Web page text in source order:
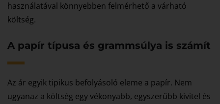
használatával könnyebben felmérhető a várható
költség.
A papír típusa és grammsúlya is számít
Az ár egyik tipikus befolyásoló eleme a papír. Nem
ugyanaz a költség egy vékonyabb, egyszerűbb kivitel és